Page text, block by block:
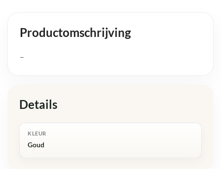
Productomschrijving
–
Details
KLEUR
Goud